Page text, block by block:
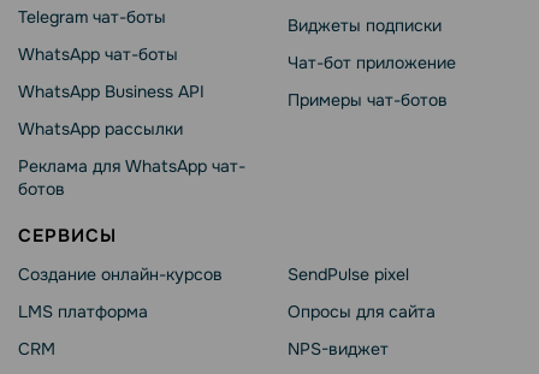
Telegram чат-боты
WhatsApp чат-боты
WhatsApp Business API
WhatsApp рассылки
Реклама для WhatsApp чат-
ботов
Виджеты подписки
Чат-бот приложение
Примеры чат-ботов
СЕРВИСЫ
Создание онлайн-курсов
LMS платформа
CRM
SendPulse pixel
Опросы для сайта
NPS-виджет